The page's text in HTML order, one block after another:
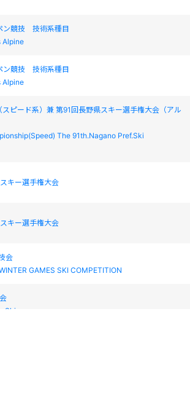
競技 技術系種目
Alpine
競技 技術系種目
Alpine
ピード系）兼 第91回長野県スキー選手権大会（アル
The 91th.Nagano Pref.Ski
キー選手権大会
キー選手権大会
会
GAMES SKI COMPETITION